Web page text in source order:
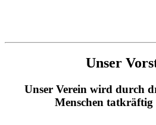
Unser
Unser Verein wird durch
Menschen